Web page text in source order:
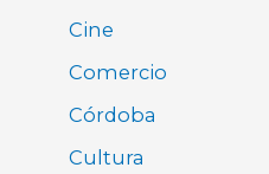
Cine
Comercio
Córdoba
Cultura